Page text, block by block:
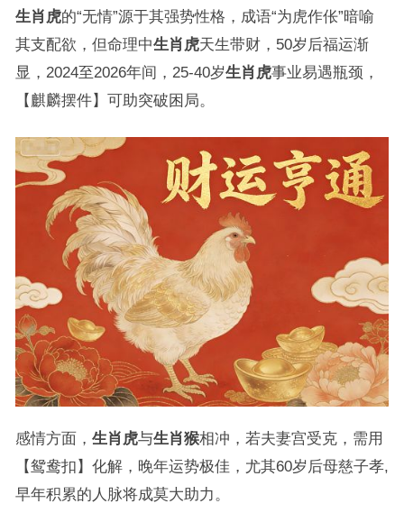
生肖虎的“无情”源于其强势性格，成语“为虎作伥”暗喻
其支配欲，但命理中生肖虎天生带财，50岁后福运渐
显，2024至2026年间，25-40岁生肖虎事业易遇瓶颈，
【麒麟摆件】可助突破困局。
感情方面， 生肖虎与生肖猴相冲，若夫妻宫受克，需用
【鸳鸯扣】化解，晚年运势极佳，尤其60岁后母慈子孝,
早年积累的人脉将成莫大助力。